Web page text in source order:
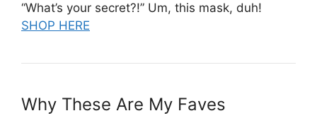
“What’s your secret?!” Um, this mask, duh!
SHOP HERE
Why These Are My Faves